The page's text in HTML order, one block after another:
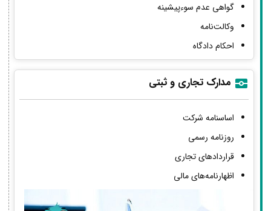
گواهی عدم سوءپیشینه
وکالت‌نامه
احکام دادگاه
مدارک تجاری و ثبتی
اساسنامه شرکت
روزنامه رسمی
قراردادهای تجاری
اظهارنامه‌های مالی